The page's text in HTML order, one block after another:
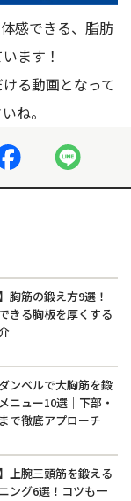
感できる、脂肪
ます！
る動画となって
ね。
胸筋の鍛え方9選！
きる胸板を厚くする
ンベルで大胸筋を鍛
ニュー10選｜下部・
で徹底アプローチ
上腕三頭筋を鍛える
ング6選！コツも一